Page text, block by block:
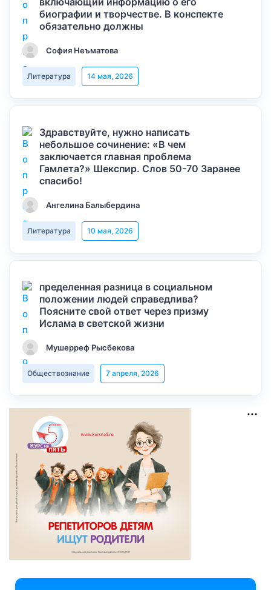
биографии и творчестве. В конспекте
обязательно должны
София Неъматова
Литература 14 мая, 2026
Здравствуйте, нужно написать
небольшое сочинение: «В чем
заключается главная проблема
Гамлета?» Шекспир. Слов 50-70 Заранее
спасибо!
Ангелина Балыбердина
Литература 10 мая, 2026
пределенная разница в социальном
положении людей справедлива?
Поясните свой ответ через призму
Ислама в светской жизни
Мушерреф Рысбекова
Обществознание 7 апреля, 2026